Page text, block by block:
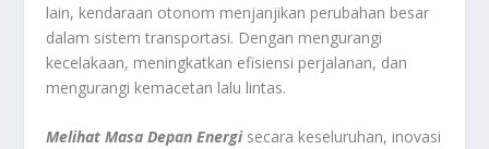
lain, kendaraan otonom menjanjikan perubahan besar
dalam sistem transportasi. Dengan mengurangi
kecelakaan, meningkatkan efisiensi perjalanan, dan
mengurangi kemacetan lalu lintas.
Melihat Masa Depan Energisecara keseluruhan, inovasi